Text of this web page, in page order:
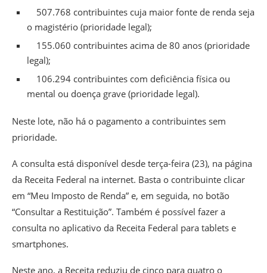
507.768 contribuintes cuja maior fonte de renda seja
o magistério (prioridade legal);
155.060 contribuintes acima de 80 anos (prioridade
legal);
106.294 contribuintes com deficiência física ou
mental ou doença grave (prioridade legal).
Neste lote, não há o pagamento a contribuintes sem
prioridade.
A consulta está disponível desde terça-feira (23), na página
da Receita Federal na internet. Basta o contribuinte clicar
em “Meu Imposto de Renda” e, em seguida, no botão
“Consultar a Restituição”. Também é possível fazer a
consulta no aplicativo da Receita Federal para tablets e
smartphones.
Neste ano, a Receita reduziu de cinco para quatro o